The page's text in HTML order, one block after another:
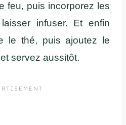
feu, puis incorporez les
infuser. Et enfin
le thé, puis ajoutez le
servez aussitôt.